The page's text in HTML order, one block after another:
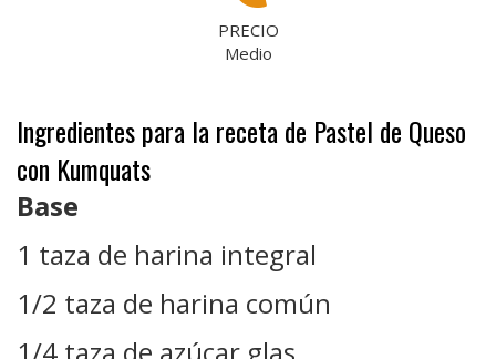
PRECIO
Medio
Ingredientes para la receta de Pastel de Queso
con Kumquats
Base
1 taza de harina integral
1/2 taza de harina común
1/4 taza de azúcar glas